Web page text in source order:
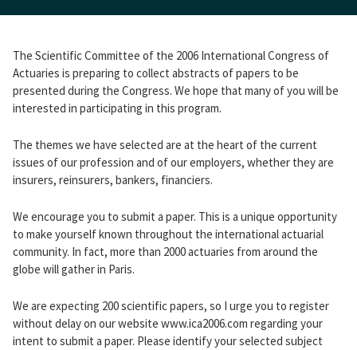
The Scientific Committee of the 2006 International Congress of
Actuaries is preparing to collect abstracts of papers to be
presented during the Congress. We hope that many of you will be
interested in participating in this program.
The themes we have selected are at the heart of the current
issues of our profession and of our employers, whether they are
insurers, reinsurers, bankers, financiers.
We encourage you to submit a paper. This is a unique opportunity
to make yourself known throughout the international actuarial
community. In fact, more than 2000 actuaries from around the
globe will gather in Paris.
We are expecting 200 scientific papers, so I urge you to register
without delay on our website www.ica2006.com regarding your
intent to submit a paper. Please identify your selected subject